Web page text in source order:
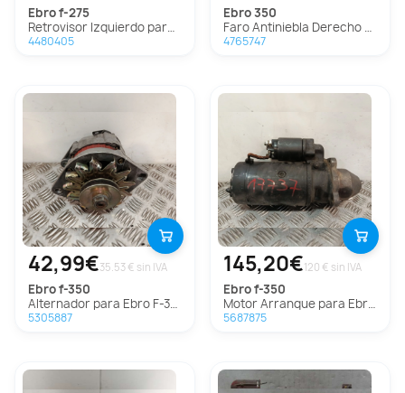
ebrof-275
Retrovisor Izquierdo para Ebro F-275
4480405
ebro350
Faro Antiniebla Derecho para Ebro 350
4765747
42,99€35.53 € sin IVA
ebrof-350
Alternador para Ebro F-350
5305887
145,20€120 € sin IVA
ebrof-350
Motor Arranque para Ebro F-350
5687875